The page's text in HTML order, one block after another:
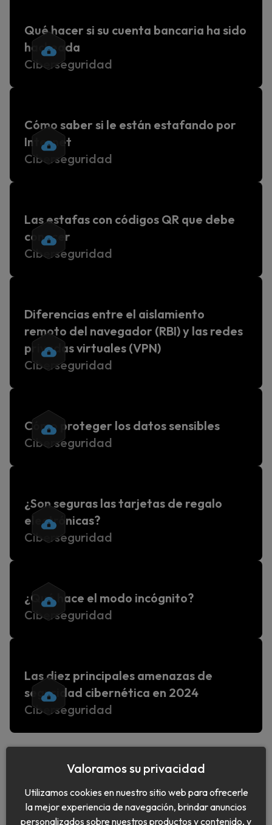
Qué hacer si su cuenta bancaria ha sido
hackeada
Ciberseguridad
Cómo saber si le están estafando por
Internet
Ciberseguridad
Las estafas con códigos QR que debe
conocer
Ciberseguridad
Diferencias entre el aislamiento
remoto del navegador (RBI) y las redes
privadas virtuales (VPN)
Ciberseguridad
Cómo proteger los datos sensibles
Ciberseguridad
¿Son seguras las tarjetas de regalo
electrónicas?
Ciberseguridad
¿Qué hace el modo incógnito?
Ciberseguridad
Las diez principales amenazas de
seguridad cibernética en 2024
Ciberseguridad
3 4 5 6 7 8 9
Valoramos su privacidad
Utilizamos cookies en nuestro sitio web para ofrecerle
la mejor experiencia de navegación, brindar anuncios
personalizados sobre nuestros productos y contenido, y